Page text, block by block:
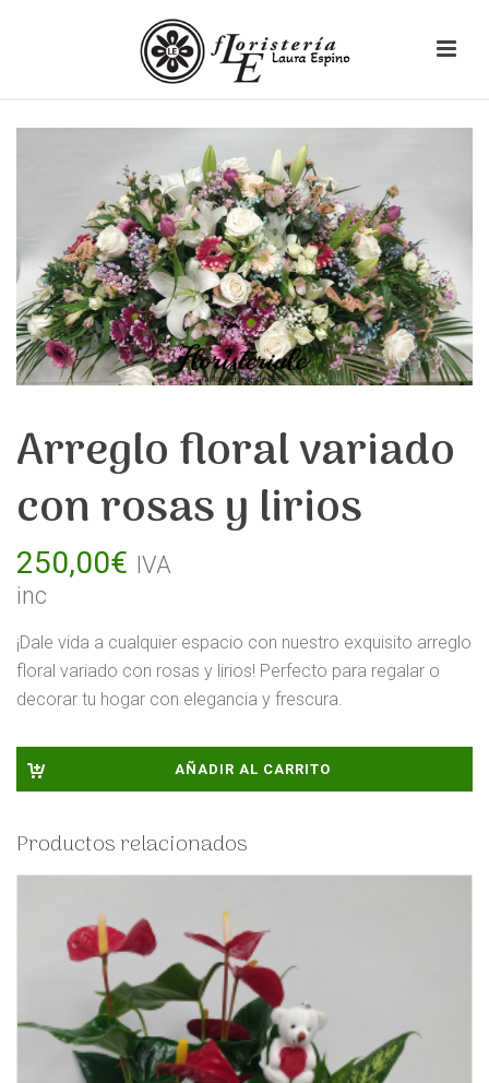
Arreglo floral variado
con rosas y lirios
250,00€ IVA
inc
¡Dale vida a cualquier espacio con nuestro exquisito arreglo
floral variado con rosas y lirios! Perfecto para regalar o
decorar tu hogar con elegancia y frescura.
AÑADIR AL CARRITO
Productos relacionados